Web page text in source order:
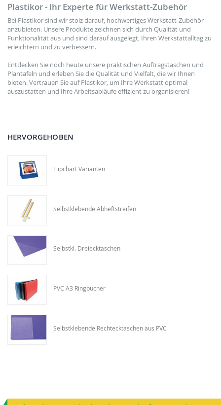
Plastikor - Ihr Experte für Werkstatt-Zubehör
Bei Plastikor sind wir stolz darauf, hochwertiges Werkstatt-Zubehör
anzubieten. Unsere Produkte zeichnen sich durch Qualität und
Funktionalität aus und sind darauf ausgelegt, Ihren Werkstattalltag zu
erleichtern und zu verbessern.
Entdecken Sie noch heute unsere praktischen Auftragstaschen und
Plantafeln und erleben Sie die Qualität und Vielfalt, die wir Ihnen
bieten. Vertrauen Sie auf Plastikor, um Ihre Werkstatt optimal
auszustatten und Ihre Arbeitsabläufe effizient zu organisieren!
HERVORGEHOBEN
Flipchart Varianten
Selbstklebende Abheftstreifen
Selbstkl. Dreiecktaschen
PVC A3 Ringbücher
Selbstklebende Rechtecktaschen aus PVC